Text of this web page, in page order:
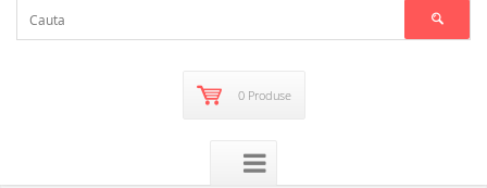
0 Produse